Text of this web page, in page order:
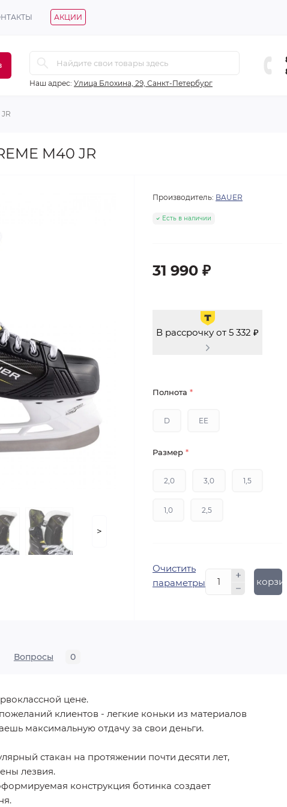
АКЦИИ
Наш адрес: Улица Блохина, 29, Санкт-Петербург
M40 JR
>
Производитель: BAUER
Есть в наличии
31 990 ₽
В рассрочку от 5 332 ₽
Полнота *
D EE
Размер *
2,0 3,0 1,5
1,0 2,5
Очистить
параметры
В
Вопросы 0
цене.
клиентов - легкие коньки из материалов
максимальную отдачу за свои деньги.
стакан на протяжении почти десяти лет,
лезвия.
конструкция ботинка создает